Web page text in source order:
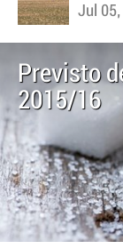
Jul
Previsto
2015/16